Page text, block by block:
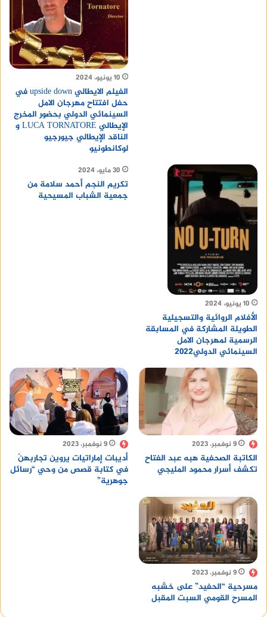
10 يونيو، 2024
الفيلم الايطالي upside down في
حفل افتتاح مهرجان الامل
السينمائي الدولي بحضور المخرج
الإيطالي LUCA TORNATORE و
الناقد الإيطالي جيورجيو
لوكانطونيو
10 يونيو، 2024
الأفلام الروائية والتسجيلية
الطويلة المشاركة في المسابقة
الرسمية لمهرجان الامل
السينمائي الدولي٢٠٢٢
30 مايو، 2024
تكريم النجم أحمد سلامة من
جمعية الشباب المسيحية
9 نوفمبر، 2023
الكاتبة الصحفية هبه عبد الفتاح
تكشف أسرار محمود المليجي
9 نوفمبر، 2023
أديبات إماراتيات يروين تجاربهنّ
في كتابة قصص من وحي “رسائل
جوهرية”
9 نوفمبر، 2023
مسرحية “الحفيد” على خشبه
المسرح القومي السبت المقبل